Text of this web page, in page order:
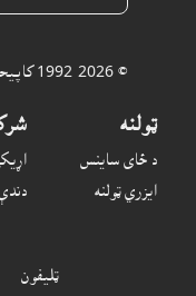
© 1992-2026 کاپيحق او ټولواک لېوال شرکت سره خوندي دي.
ټولنه
د ځاى ساينس
ايزري ټولنه
ټليفون